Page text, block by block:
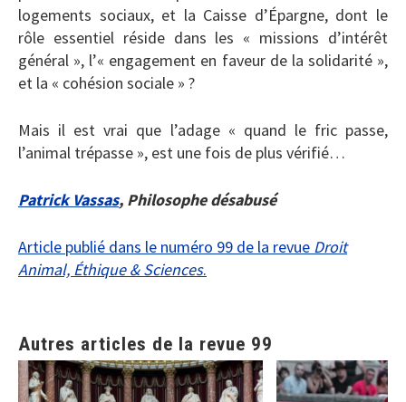
logements sociaux, et la Caisse d’Épargne, dont le
rôle essentiel réside dans les « missions d’intérêt
général », l’« engagement en faveur de la solidarité »,
et la « cohésion sociale » ?
Mais il est vrai que l’adage « quand le fric passe,
l’animal trépasse », est une fois de plus vérifié…
Patrick Vassas, Philosophe désabusé
Article publié dans le numéro 99 de la revue Droit
Animal, Éthique & Sciences.
Autres articles de la revue 99